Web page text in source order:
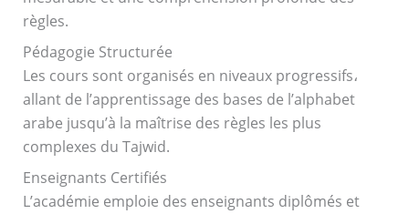
règles.
Pédagogie Structurée
Les cours sont organisés en niveaux progressifs،
allant de l’apprentissage des bases de l’alphabet
arabe jusqu’à la maîtrise des règles les plus
complexes du Tajwid.
Enseignants Certifiés
L’académie emploie des enseignants diplômés et